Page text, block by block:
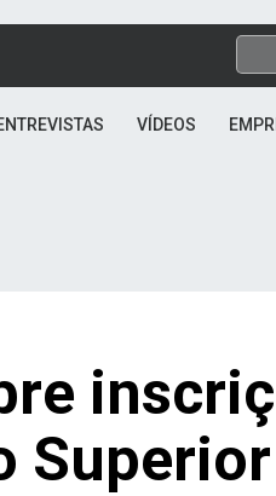
VÍDEOS